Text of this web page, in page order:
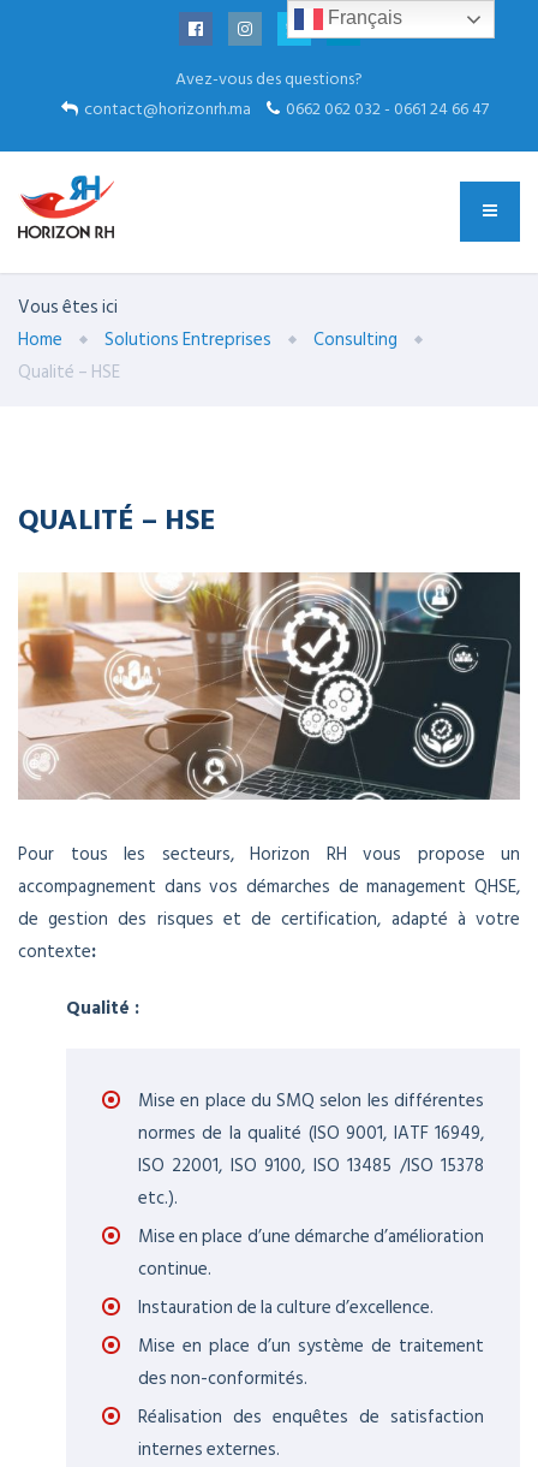
Avez-vous des questions?
contact@horizonrh.ma
0662 062 032 - 0661 24 66 47
Vous êtes ici
Home
Solutions Entreprises
Consulting
Qualité – HSE
QUALITÉ – HSE
Pour tous les secteurs, Horizon RH vous propose un
accompagnement dans vos démarches de management QHSE,
de gestion des risques et de certification, adapté à votre
contexte:
Qualité :
Mise en place du SMQ selon les différentes
normes de la qualité (ISO 9001, IATF 16949,
ISO 22001, ISO 9100, ISO 13485 /ISO 15378
etc.).
Mise en place d’une démarche d’amélioration
continue.
Instauration de la culture d’excellence.
Mise en place d’un système de traitement
des non-conformités.
Réalisation des enquêtes de satisfaction
internes externes.
Français